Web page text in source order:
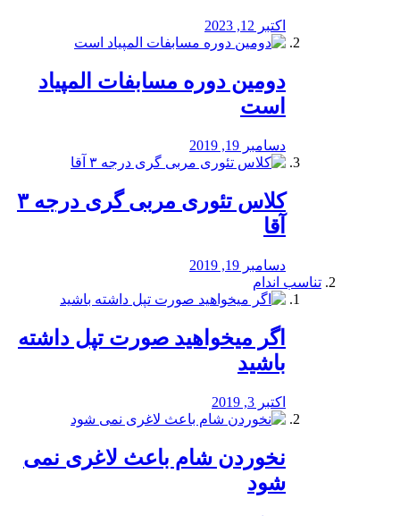
اکتبر 12, 2023
دومین دوره مسابفات المپیاد
است
دسامبر 19, 2019
کلاس تئوری مربی گری درجه ۳
آقا
دسامبر 19, 2019
تناسب اندام
اگر میخواهید صورت تپل داشته
باشید
اکتبر 3, 2019
نخوردن شام باعث لاغری نمی
‌شود